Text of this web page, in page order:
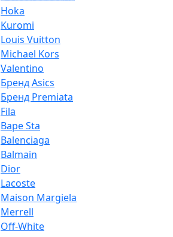
Hoka
Kuromi
Louis Vuitton
Michael Kors
Valentino
Бренд Asics
Бренд Premiata
Fila
Bape Sta
Balenciaga
Balmain
Dior
Lacoste
Maison Margiela
Merrell
Off-White